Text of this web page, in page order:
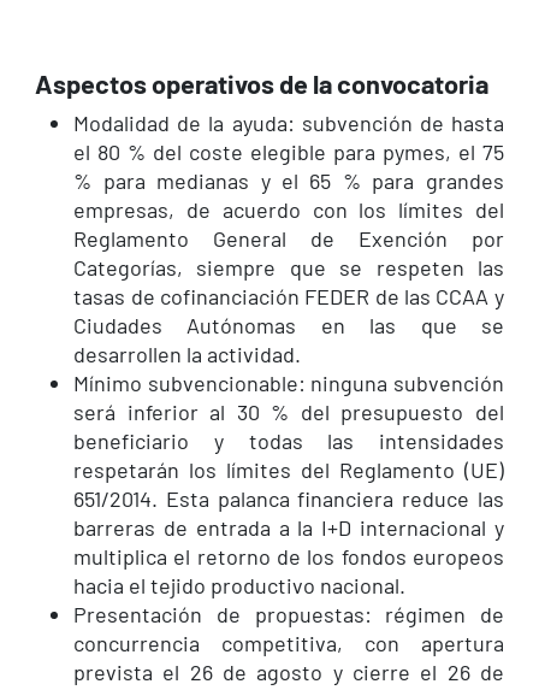
Aspectos operativos de la convocatoria
Modalidad de la ayuda: subvención de hasta
el 80 % del coste elegible para pymes, el 75
% para medianas y el 65 % para grandes
empresas, de acuerdo con los límites del
Reglamento General de Exención por
Categorías, siempre que se respeten las
tasas de cofinanciación FEDER de las CCAA y
Ciudades Autónomas en las que se
desarrollen la actividad.
Mínimo subvencionable: ninguna subvención
será inferior al 30 % del presupuesto del
beneficiario y todas las intensidades
respetarán los límites del Reglamento (UE)
651/2014. Esta palanca financiera reduce las
barreras de entrada a la I+D internacional y
multiplica el retorno de los fondos europeos
hacia el tejido productivo nacional.
Presentación de propuestas: régimen de
concurrencia competitiva, con apertura
prevista el 26 de agosto y cierre el 26 de